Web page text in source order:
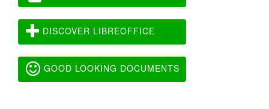
DISCOVER LIBREOFFICE
GOOD LOOKING DOCUMENTS